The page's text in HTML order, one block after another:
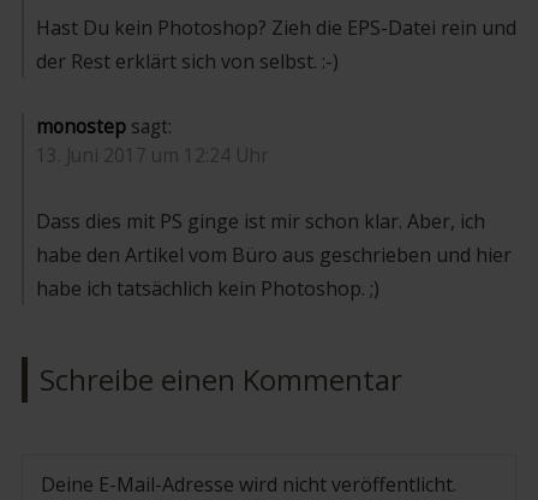
Hast Du kein Photoshop? Zieh die EPS-Datei rein und
der Rest erklärt sich von selbst. :-)
monostep sagt:
13. Juni 2017 um 12:24 Uhr
Dass dies mit PS ginge ist mir schon klar. Aber, ich
habe den Artikel vom Büro aus geschrieben und hier
habe ich tatsächlich kein Photoshop. ;)
Schreibe einen Kommentar
Deine E-Mail-Adresse wird nicht veröffentlicht.